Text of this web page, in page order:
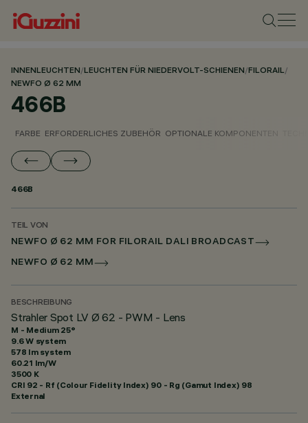
INNENLEUCHTEN/LEUCHTEN FÜR NIEDERVOLT-SCHIENEN/FILORAIL/
NEWFO Ø 62 MM
466B
FARBE ERFORDERLICHES ZUBEHÖR OPTIONALE KOMPONENTEN
466B
TEIL VON
NEWFO Ø 62 MM FOR FILORAIL DALI BROADCAST
NEWFO Ø 62 MM
BESCHREIBUNG
Strahler Spot LV Ø 62 - PWM - Lens
M - Medium 25°
9.6 W system
578 lm system
60.21 lm/W
3500 K
CRI 92 - Rf (Colour Fidelity Index) 90 - Rg (Gamut Index) 98
External